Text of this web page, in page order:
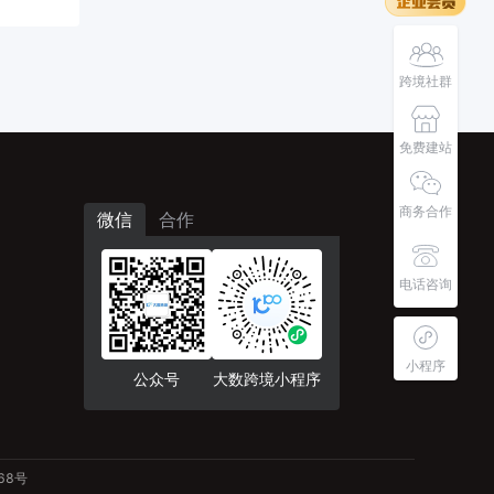
跨境社群
免费建站
商务合作
电话咨询
小程序
微信 合作
公众号 大数跨境小程序
号